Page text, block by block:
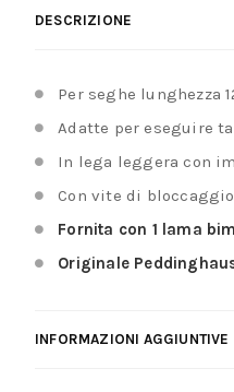
DESCRIZIONE
Per seghe lunghezza
Adatte per eseguire
In lega leggera con
Con vite di
Fornita con 1 lama
Originale
INFORMAZIONI AGGIUNTIVE